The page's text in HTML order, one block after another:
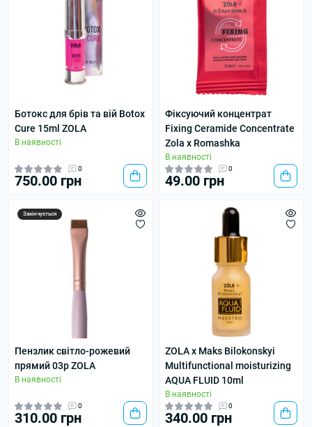
Ботокс для брів та вій Botox
Cure 15ml ZOLA
В наявності
0
750.00 грн
Фіксуючий концентрат
Fixing Ceramide Concentrate
Zola x Romashka
В наявності
0
49.00 грн
Закінчується
Пензлик світло-рожевий
прямий 03p ZOLA
В наявності
0
310.00 грн
ZOLA x Maks Bilokonskyi
Multifunctional moisturizing
AQUA FLUID 10ml
В наявності
0
340.00 грн